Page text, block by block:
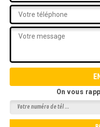
On vous